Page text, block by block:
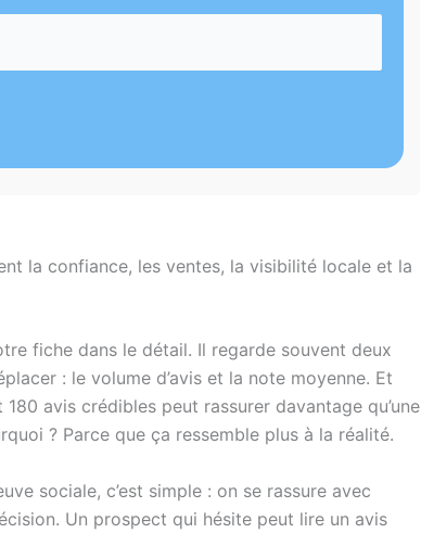
la confiance, les ventes, la visibilité locale et la
fiche dans le détail. Il regarde souvent deux
: le volume d’avis et la note moyenne. Et
avis crédibles peut rassurer davantage qu’une
? Parce que ça ressemble plus à la réalité.
sociale, c’est simple : on se rassure avec
Un prospect qui hésite peut lire un avis